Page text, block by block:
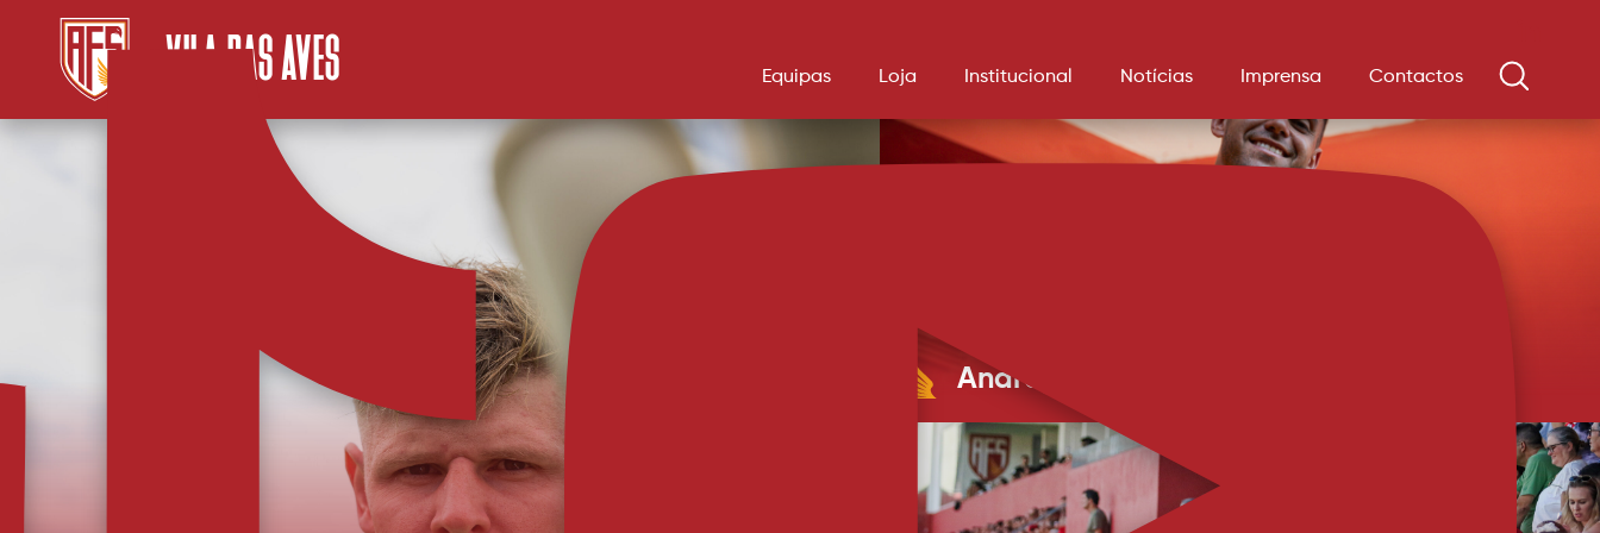
VILA DAS AVES Equipas Loja Institucional Notícias Imprensa Contactos
Andrey chega por empréstimo
Médio cedido temporariamente pelo Santa Clara. A AVS Futebol SAD e o CD
Santa Clara chegaram a acordo para a cedência temporária do médio Andrey,
que assim vai jogar na Vila das Aves até junho de 2027. O médio tem 24 anos de
idade e chegou aos Açores no mercado de janeiro de 2026. Fez